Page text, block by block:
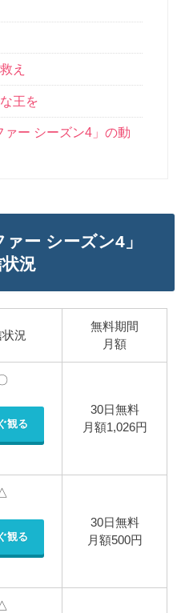
え
王を
ァー シーズン4」の動
ァー シーズン4」
況
況
無料期間
月額
観る
30日無料
月額1,026円
観る
30日無料
月額500円